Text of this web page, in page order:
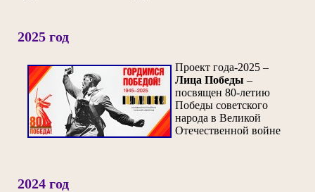
2025 год
Проект года-2025 –
Лица Победы –
посвящен 80-летию
Победы советского
народа в Великой
Отечественной войне
2024 год